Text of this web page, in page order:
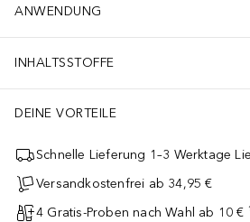
ANWENDUNG
INHALTSSTOFFE
DEINE VORTEILE
Schnelle Lieferung 1–3 Werktage
Versandkostenfrei ab 34,95 €
4 Gratis-Proben nach Wahl ab 10 € ¹